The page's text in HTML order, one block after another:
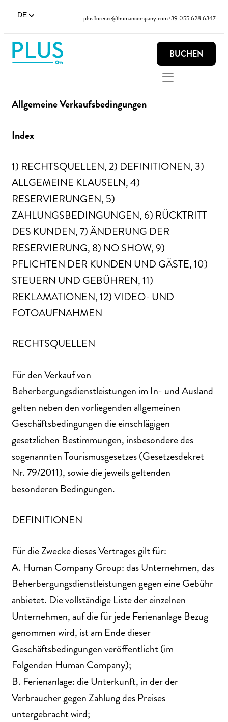
DE plusflorence@humancompany.com+39 055 628 6347
BUCHEN
Allgemeine Verkaufsbedingungen
Index
1) RECHTSQUELLEN, 2) DEFINITIONEN, 3)
ALLGEMEINE KLAUSELN, 4)
RESERVIERUNGEN, 5)
ZAHLUNGSBEDINGUNGEN, 6) RÜCKTRITT
DES KUNDEN, 7) ÄNDERUNG DER
RESERVIERUNG, 8) NO SHOW, 9)
PFLICHTEN DER KUNDEN UND GÄSTE, 10)
STEUERN UND GEBÜHREN, 11)
REKLAMATIONEN, 12) VIDEO- UND
FOTOAUFNAHMEN
RECHTSQUELLEN
Für den Verkauf von
Beherbergungsdienstleistungen im In- und Ausland
gelten neben den vorliegenden allgemeinen
Geschäftsbedingungen die einschlägigen
gesetzlichen Bestimmungen, insbesondere des
sogenannten Tourismusgesetzes (Gesetzesdekret
Nr. 79/2011), sowie die jeweils geltenden
besonderen Bedingungen.
DEFINITIONEN
Für die Zwecke dieses Vertrages gilt für:
A. Human Company Group: das Unternehmen, das
Beherbergungsdienstleistungen gegen eine Gebühr
anbietet. Die vollständige Liste der einzelnen
Unternehmen, auf die für jede Ferienanlage Bezug
genommen wird, ist am Ende dieser
Geschäftsbedingungen veröffentlicht (im
Folgenden Human Company);
B. Ferienanlage: die Unterkunft, in der der
Verbraucher gegen Zahlung des Preises
untergebracht wird;